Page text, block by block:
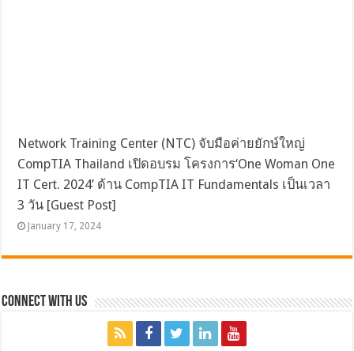
Network Training Center (NTC) จับมือค่ายยักษ์ใหญ่
CompTIA Thailand เปิดอบรม โครงการ‘One Woman One
IT Cert. 2024’ ด้าน CompTIA IT Fundamentals เป็นเวลา
3 วัน [Guest Post]
January 17, 2024
Connect with Us